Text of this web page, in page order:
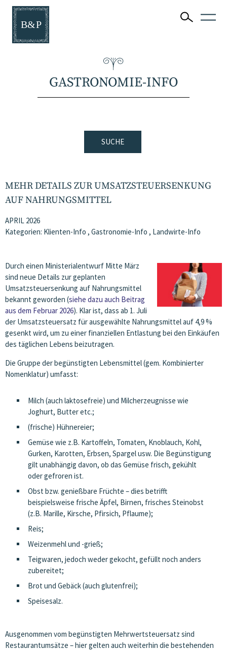
GASTRONOMIE-INFO
SUCHE
MEHR DETAILS ZUR UMSATZSTEUERSENKUNG
AUF NAHRUNGSMITTEL
APRIL 2026
Kategorien: Klienten-Info , Gastronomie-Info , Landwirte-Info
Durch einen Ministerialentwurf Mitte März
sind neue Details zur geplanten
Umsatzsteuersenkung auf Nahrungsmittel
bekannt geworden (siehe dazu auch Beitrag
aus dem Februar 2026). Klar ist, dass ab 1. Juli
der Umsatzsteuersatz für ausgewählte Nahrungsmittel auf 4,9 %
gesenkt wird, um zu einer finanziellen Entlastung bei den Einkäufen
des täglichen Lebens beizutragen.
Die Gruppe der begünstigten Lebensmittel (gem. Kombinierter
Nomenklatur) umfasst:
Milch (auch laktosefreie) und Milcherzeugnisse wie
Joghurt, Butter etc.;
(frische) Hühnereier;
Gemüse wie z.B. Kartoffeln, Tomaten, Knoblauch, Kohl,
Gurken, Karotten, Erbsen, Spargel usw. Die Begünstigung
gilt unabhängig davon, ob das Gemüse frisch, gekühlt
oder gefroren ist.
Obst bzw. genießbare Früchte – dies betrifft
beispielsweise frische Äpfel, Birnen, frisches Steinobst
(z.B. Marille, Kirsche, Pfirsich, Pflaume);
Reis;
Weizenmehl und -grieß;
Teigwaren, jedoch weder gekocht, gefüllt noch anders
zubereitet;
Brot und Gebäck (auch glutenfrei);
Speisesalz.
Ausgenommen vom begünstigten Mehrwertsteuersatz sind
Restaurantumsätze – hier gelten auch weiterhin die bestehenden